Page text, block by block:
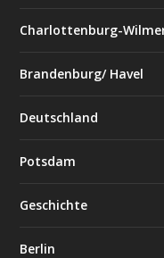
Charlottenburg-
Brandenburg/ Havel
Deutschland
Potsdam
Geschichte
Berlin